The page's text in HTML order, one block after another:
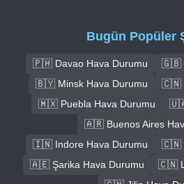
Bugün Popüler
🇵🇭 Davao Hava Durumu
🇬🇧
🇧🇾 Minsk Hava Durumu
🇨🇳
🇲🇽 Puebla Hava Durumu
🇺🇦
🇦🇷 Buenos Aires
🇮🇳 Indore Hava Durumu
🇨🇳
🇦🇪 Şarika Hava Durumu
🇨🇳